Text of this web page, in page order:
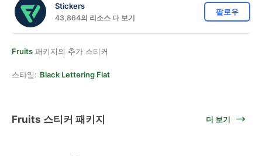
Stickers
43,864의 리소스 다 보기
팔로우
Fruits 패키지의 추가 스티커
스타일: Black Lettering Flat
Fruits 스티커 패키지 더 보기